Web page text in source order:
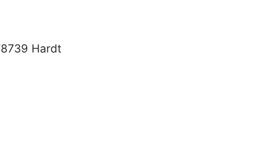
Hardt